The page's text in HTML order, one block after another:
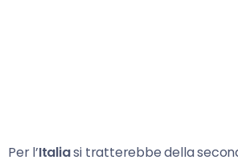
Per l’Italiasi tratterebbe della